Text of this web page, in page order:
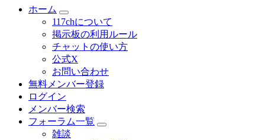
ホーム
117chについて
掲示板の利用ルール
チャットの使い方
公式X
お問い合わせ
無料メンバー登録
ログイン
メンバー検索
フォーラム一覧
雑談